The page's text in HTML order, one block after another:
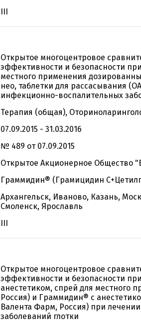
III
Открытое многоцентровое
эффективности и безопасности
местного применения
нео, таблетки для рассасывания
инфекционно-воспалительных
Терапия (общая),
07.09.2015 - 31.03.2016
№ 489 от 07.09.2015
Открытое Акционерное Общество
Граммидин® (Грамицидин
Архангельск, Иваново, Казань,
Смоленск, Ярославль
III
Открытое многоцентровое
эффективности и безопасности
анестетиком, спрей для местного
Россия) и Граммидин® с
Валента Фарм, Россия) при
заболеваний глотки